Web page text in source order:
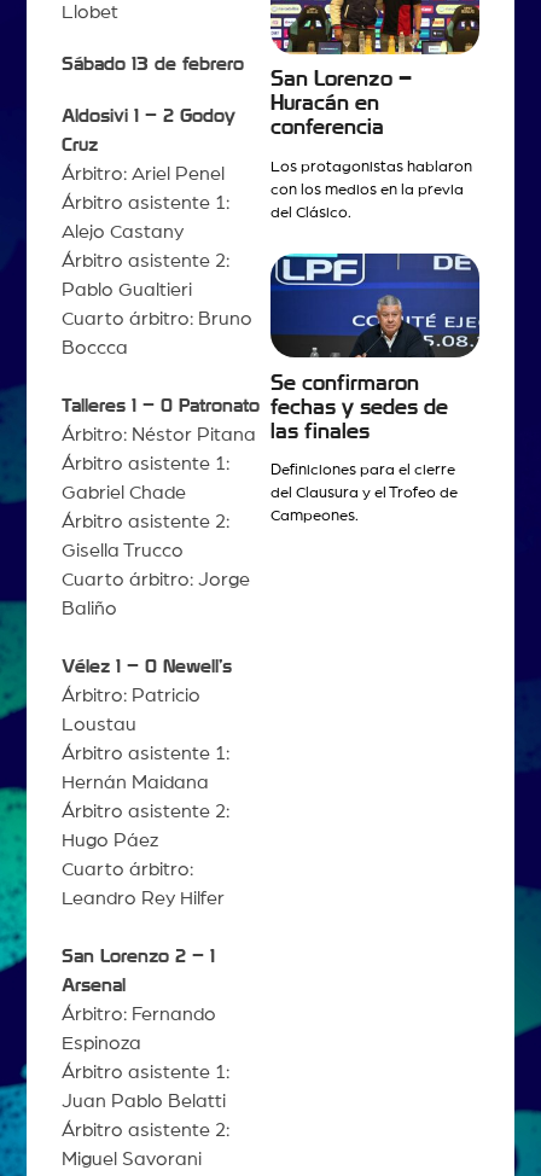
Llobet
Sábado 13 de febrero
Aldosivi 1 – 2 Godoy
Cruz
Árbitro: Ariel Penel
Árbitro asistente 1:
Alejo Castany
Árbitro asistente 2:
Pablo Gualtieri
Cuarto árbitro: Bruno
Boccca
Talleres 1 – 0 Patronato
Árbitro: Néstor Pitana
Árbitro asistente 1:
Gabriel Chade
Árbitro asistente 2:
Gisella Trucco
Cuarto árbitro: Jorge
Baliño
Vélez 1 – 0 Newell’s
Árbitro: Patricio
Loustau
Árbitro asistente 1:
Hernán Maidana
Árbitro asistente 2:
Hugo Páez
Cuarto árbitro:
Leandro Rey Hilfer
San Lorenzo 2 – 1
Arsenal
Árbitro: Fernando
Espinoza
Árbitro asistente 1:
Juan Pablo Belatti
Árbitro asistente 2:
Miguel Savorani
San Lorenzo –
Huracán en
conferencia
Los protagonistas hablaron
con los medios en la previa
del Clásico.
Se confirmaron
fechas y sedes de
las finales
Definiciones para el cierre
del Clausura y el Trofeo de
Campeones.